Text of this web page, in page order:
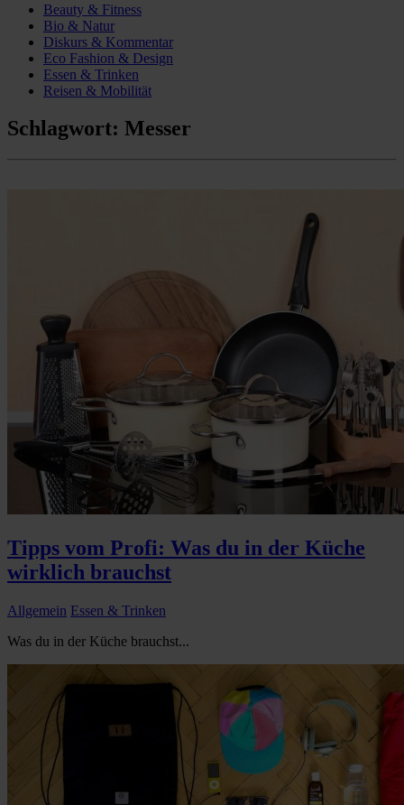
Beauty & Fitness
Bio & Natur
Diskurs & Kommentar
Eco Fashion & Design
Essen & Trinken
Reisen & Mobilität
Schlagwort: Messer
Tipps vom Profi: Was du in der Küche
wirklich brauchst
Allgemein Essen & Trinken
Was du in der Küche brauchst...